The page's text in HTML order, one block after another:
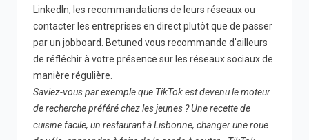
LinkedIn, les recommandations de leurs réseaux ou
contacter les entreprises en direct plutôt que de passer
par un jobboard. Betuned vous recommande d'ailleurs
de réfléchir à votre présence sur les réseaux sociaux de
manière régulière.
Saviez-vous par exemple que TikTok est devenu le moteur
de recherche préféré chez les jeunes ? Une recette de
cuisine facile, un restaurant à Lisbonne, changer une roue